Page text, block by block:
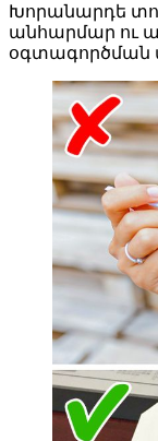
Խորանարդե
անհարմար ու
օգտագործման